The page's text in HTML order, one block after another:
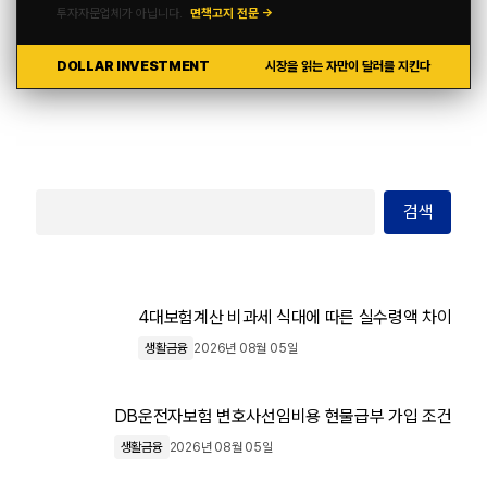
투자자문업체가 아닙니다. 면책고지 전문 →
DOLLAR INVESTMENT 시장을 읽는 자만이 달러를 지킨다
검색
4대보험계산 비과세 식대에 따른 실수령액 차이
생활금융 2026년 08월 05일
DB운전자보험 변호사선임비용 현물급부 가입 조건
생활금융 2026년 08월 05일